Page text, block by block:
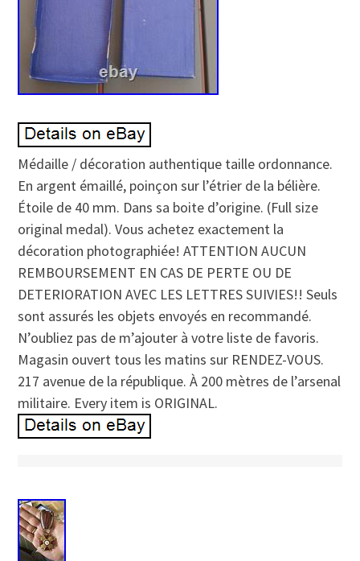
Médaille / décoration authentique taille ordonnance.
En argent émaillé, poinçon sur l’étrier de la bélière.
Étoile de 40 mm. Dans sa boite d’origine. (Full size
original medal). Vous achetez exactement la
décoration photographiée! ATTENTION AUCUN
REMBOURSEMENT EN CAS DE PERTE OU DE
DETERIORATION AVEC LES LETTRES SUIVIES!! Seuls
sont assurés les objets envoyés en recommandé.
N’oubliez pas de m’ajouter à votre liste de favoris.
Magasin ouvert tous les matins sur RENDEZ-VOUS.
217 avenue de la république. À 200 mètres de l’arsenal
militaire. Every item is ORIGINAL.